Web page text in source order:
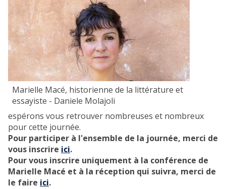
Marielle Macé, historienne de la littérature et
essayiste - Daniele Molajoli
espérons vous retrouver nombreuses et nombreux
pour cette journée.
Pour participer à l'ensemble de la journée, merci de
vous inscrire ici.
Pour vous inscrire uniquement à la conférence de
Marielle Macé et à la réception qui suivra, merci de
le faire ici.